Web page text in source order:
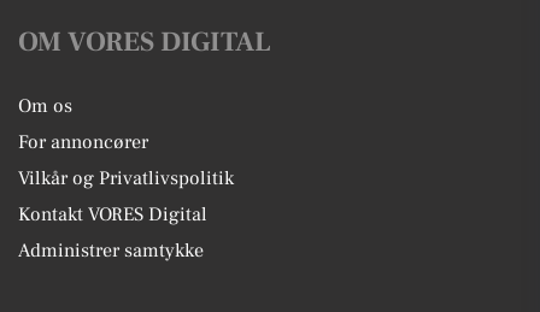
OM VORES DIGITAL
Om os
For annoncører
Vilkår og Privatlivspolitik
Kontakt VORES Digital
Administrer samtykke